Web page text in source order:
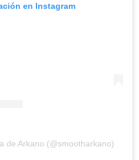
en Instagram
de Arkano (@smootharkano)